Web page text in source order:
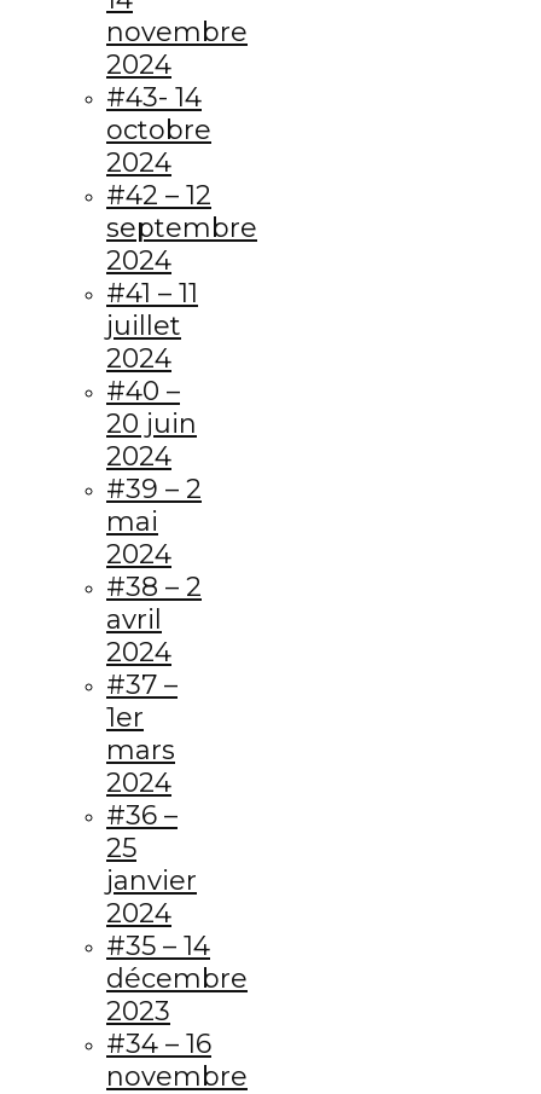
novembre
2024
#43- 14
octobre
2024
#42 – 12
septembre
2024
#41 – 11
juillet
2024
#40 –
20 juin
2024
#39 – 2
mai
2024
#38 – 2
avril
2024
#37 –
1er
mars
2024
#36 –
25
janvier
2024
#35 – 14
décembre
2023
#34 – 16
novembre